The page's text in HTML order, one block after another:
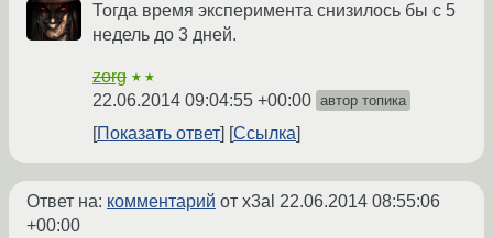
Тогда время эксперимента снизилось бы с 5
недель до 3 дней.
zorg ★★
22.06.2014 09:04:55 +00:00 автор топика
Показать ответ Ссылка
Ответ на: комментарий от x3al 22.06.2014 08:55:06
+00:00